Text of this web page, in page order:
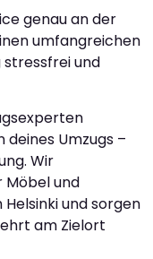
genau an der
umfangreichen
stressfrei und
Umzugs –
Wir
Möbel und
und sorgen
am Zielort